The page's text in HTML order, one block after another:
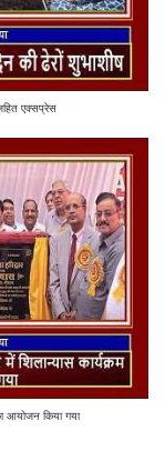
एक्सप्रेस
आयोजन किया गया